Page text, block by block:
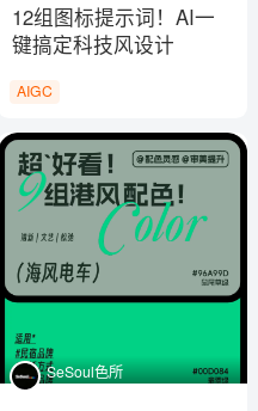
12组图标提示词！AI一
键搞定科技风设计
AIGC
SeSoul色所